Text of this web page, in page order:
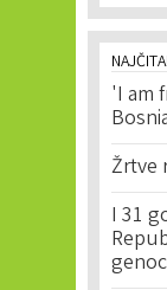
'I am
Žrtve
I 31